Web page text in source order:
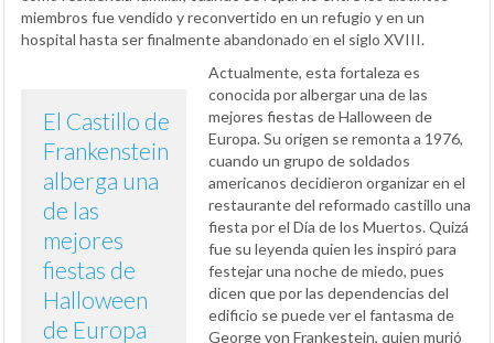
miembros fue vendido y reconvertido en un refugio y en un
hospital hasta ser finalmente abandonado en el siglo XVIII.
El Castillo de
Frankenstein
alberga una
de las
mejores
fiestas de
Halloween
de Europa
Actualmente, esta fortaleza es
conocida por albergar una de las
mejores fiestas de Halloween de
Europa. Su origen se remonta a 1976,
cuando un grupo de soldados
americanos decidieron organizar en el
restaurante del reformado castillo una
fiesta por el Día de los Muertos. Quizá
fue su leyenda quien les inspiró para
festejar una noche de miedo, pues
dicen que por las dependencias del
edificio se puede ver el fantasma de
George von Frankestein, quien murió